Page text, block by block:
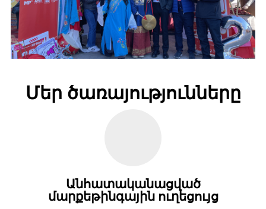
Մեր ծառայությունները
Անհատականացված
մարքեթինգային ուղեցույց